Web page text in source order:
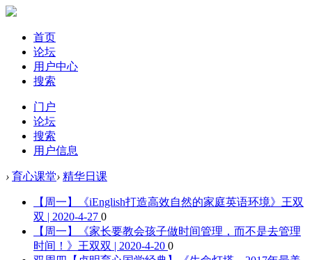
首页
论坛
用户中心
搜索
门户
论坛
搜索
用户信息
› 育心课堂› 精华日课
【周一】《iEnglish打造高效自然的家庭英语环境》 王双
双 | 2020-4-27 0
【周一】《家长要教会孩子做时间管理，而不是去管理
时间！》 王双双 | 2020-4-20 0